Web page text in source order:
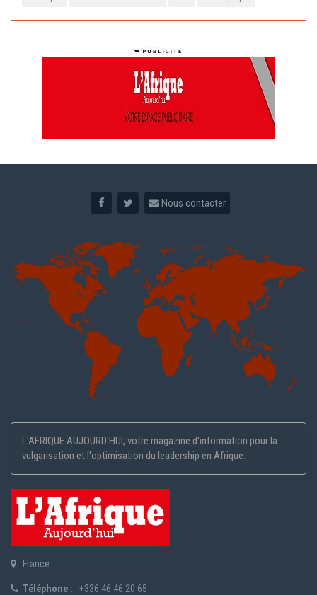
Nous contacter
L'AFRIQUE AUJOURD'HUI, votre magazine d'information pour la
vulgarisation et l'optimisation du leadership en Afrique.
France
Téléphone : +336 46 46 20 65